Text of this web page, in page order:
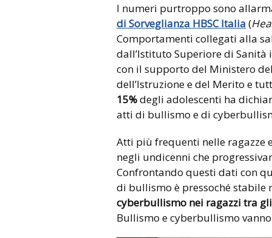
I numeri purtroppo sono
di Sorveglianza HBSC Italia (
Comportamenti collegati alla
dall’Istituto Superiore di Sanità
con il supporto del Ministero
dell’Istruzione e del Merito e
15%degli adolescenti ha
atti di bullismo e di
Atti più frequenti nelle ragazze
negli undicenni che
Confrontando questi dati con
di bullismo è pressoché stabile
cyberbullismo nei ragazzi tra
Bullismo e cyberbullismo